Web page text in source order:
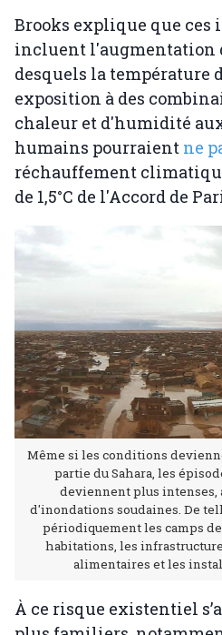
Brooks explique que
incluent l'augmentation
desquels la température
exposition à des
chaleur et d'humidité
humains pourraient ne
réchauffement
de 1,5°C de l'Accord de
Même si les conditions
partie du Sahara, les
deviennent plus intenses,
d'inondations soudaines. De
périodiquement les camps
habitations, les
alimentaires et les
À ce risque existentiel